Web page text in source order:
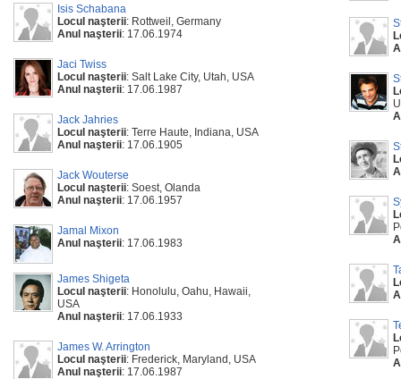
Isis Schabana
Locul naşterii: Rottweil, Germany
Anul naşterii: 17.06.1974
Jaci Twiss
Locul naşterii: Salt Lake City, Utah, USA
Anul naşterii: 17.06.1987
Jack Jahries
Locul naşterii: Terre Haute, Indiana, USA
Anul naşterii: 17.06.1905
Jack Wouterse
Locul naşterii: Soest, Olanda
Anul naşterii: 17.06.1957
Jamal Mixon
Anul naşterii: 17.06.1983
James Shigeta
Locul naşterii: Honolulu, Oahu, Hawaii,
USA
Anul naşterii: 17.06.1933
James W. Arrington
Locul naşterii: Frederick, Maryland, USA
Anul naşterii: 17.06.1987